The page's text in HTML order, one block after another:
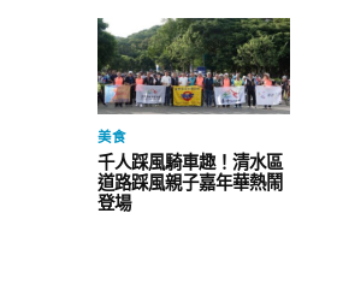
美食
千人踩風騎車趣！清水區
道路踩風親子嘉年華熱鬧
登場